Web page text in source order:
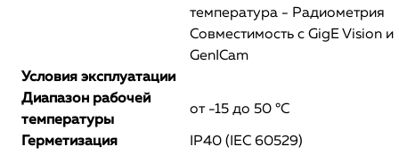
температура - Радиометрия
Совместимость с GigE Vision и
GenICam
Условия эксплуатации
Диапазон рабочей
температуры
от -15 до 50 °C
Герметизация
IP40 (IEC 60529)